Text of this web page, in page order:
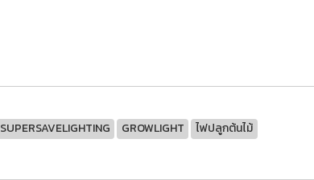
SUPERSAVELIGHTING GROWLIGHT ไฟปลูกต้นไม้